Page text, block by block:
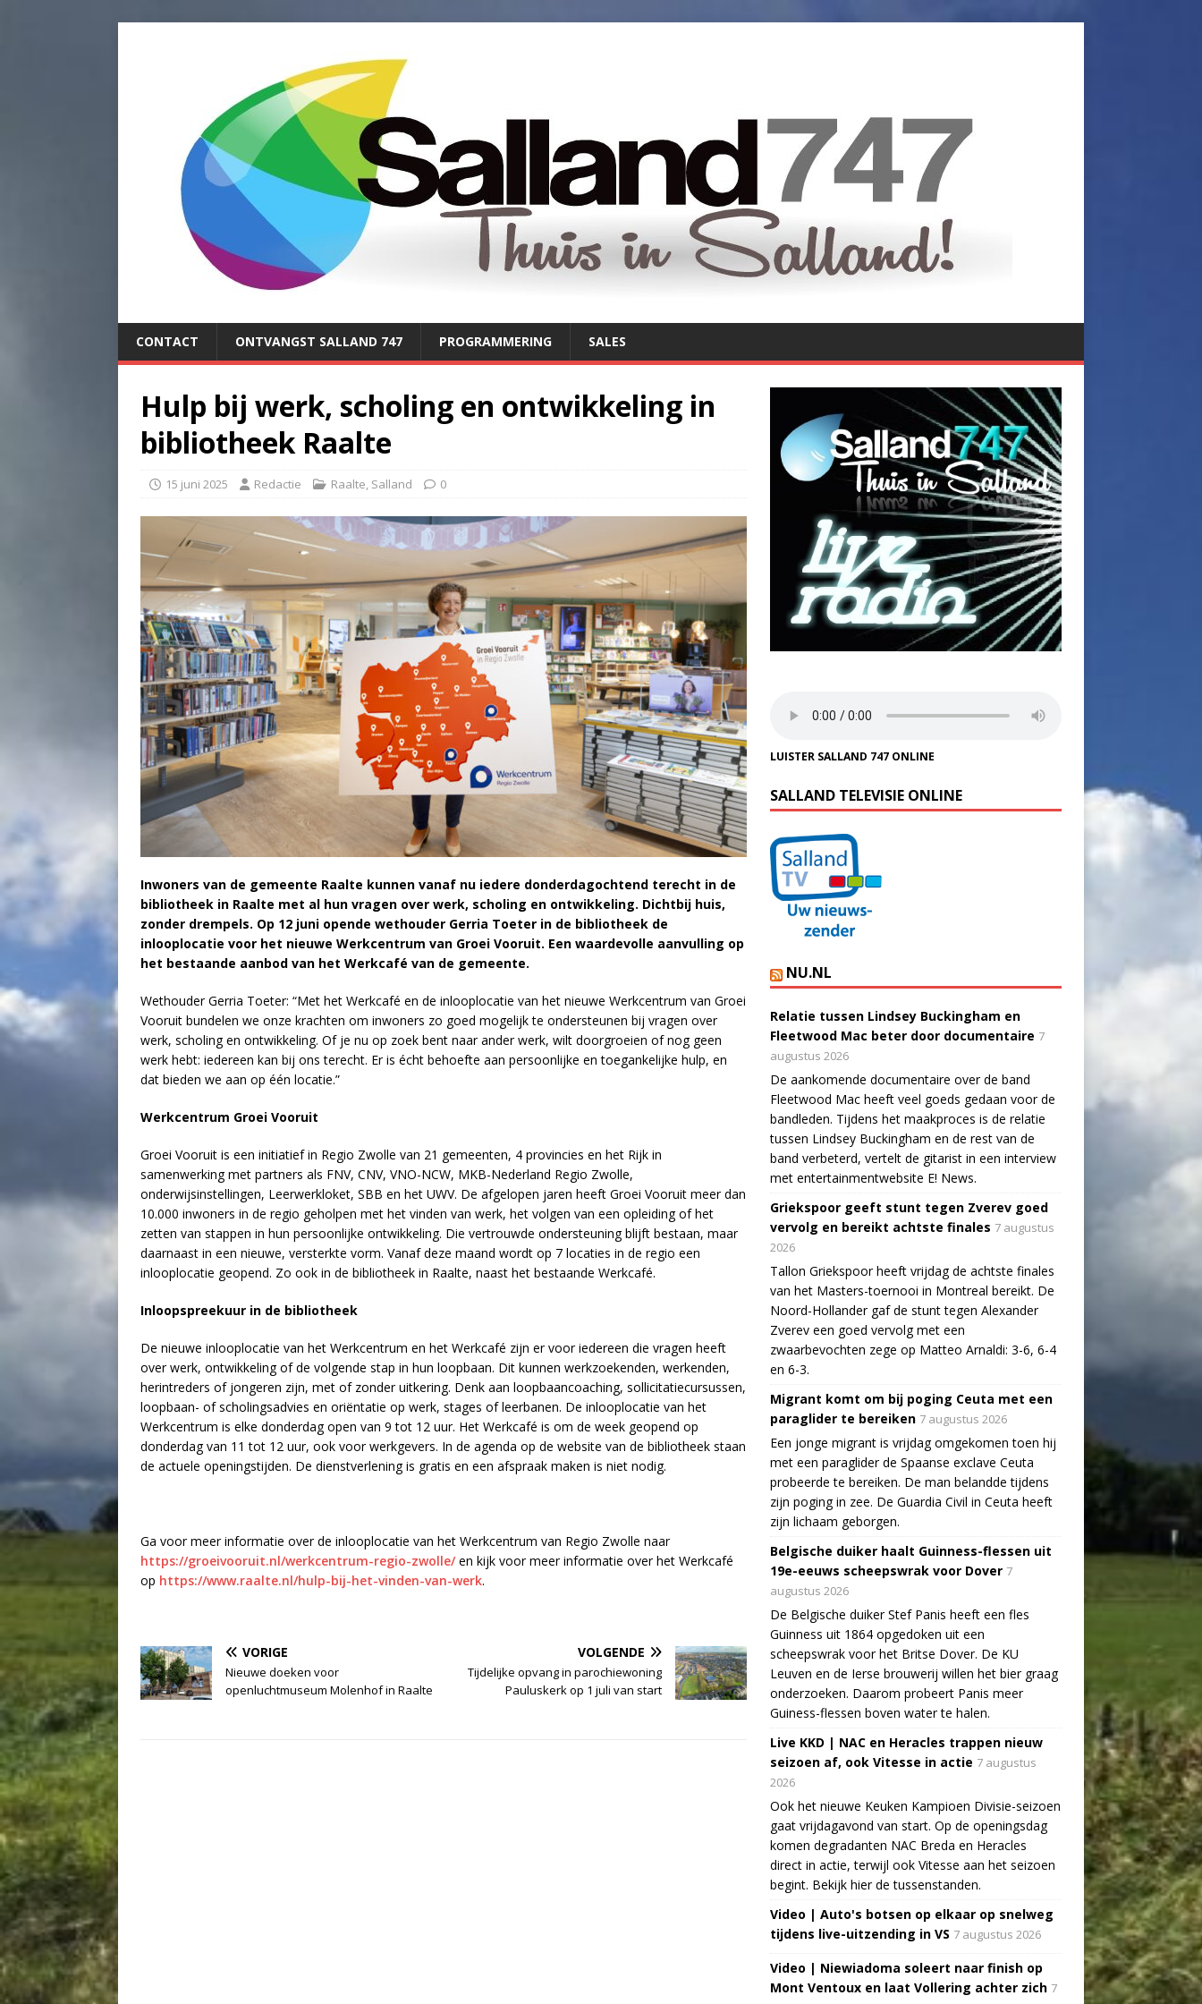
CONTACT ONTVANGST SALLAND 747 PROGRAMMERING SALES
Hulp bij werk, scholing en ontwikkeling in
bibliotheek Raalte
15 juni 2025 Redactie Raalte, Salland 0
Inwoners van de gemeente Raalte kunnen vanaf nu iedere donderdagochtend terecht in de
bibliotheek in Raalte met al hun vragen over werk, scholing en ontwikkeling. Dichtbij huis,
zonder drempels. Op 12 juni opende wethouder Gerria Toeter in de bibliotheek de
inlooplocatie voor het nieuwe Werkcentrum van Groei Vooruit. Een waardevolle aanvulling op
het bestaande aanbod van het Werkcafé van de gemeente.
Wethouder Gerria Toeter: “Met het Werkcafé en de inlooplocatie van het nieuwe Werkcentrum van Groei
Vooruit bundelen we onze krachten om inwoners zo goed mogelijk te ondersteunen bij vragen over
werk, scholing en ontwikkeling. Of je nu op zoek bent naar ander werk, wilt doorgroeien of nog geen
werk hebt: iedereen kan bij ons terecht. Er is écht behoefte aan persoonlijke en toegankelijke hulp, en
dat bieden we aan op één locatie.”
Werkcentrum Groei Vooruit
Groei Vooruit is een initiatief in Regio Zwolle van 21 gemeenten, 4 provincies en het Rijk in
samenwerking met partners als FNV, CNV, VNO-NCW, MKB-Nederland Regio Zwolle,
onderwijsinstellingen, Leerwerkloket, SBB en het UWV. De afgelopen jaren heeft Groei Vooruit meer dan
10.000 inwoners in de regio geholpen met het vinden van werk, het volgen van een opleiding of het
zetten van stappen in hun persoonlijke ontwikkeling. Die vertrouwde ondersteuning blijft bestaan, maar
daarnaast in een nieuwe, versterkte vorm. Vanaf deze maand wordt op 7 locaties in de regio een
inlooplocatie geopend. Zo ook in de bibliotheek in Raalte, naast het bestaande Werkcafé.
Inloopspreekuur in de bibliotheek
De nieuwe inlooplocatie van het Werkcentrum en het Werkcafé zijn er voor iedereen die vragen heeft
over werk, ontwikkeling of de volgende stap in hun loopbaan. Dit kunnen werkzoekenden, werkenden,
herintreders of jongeren zijn, met of zonder uitkering. Denk aan loopbaancoaching, sollicitatiecursussen,
loopbaan- of scholingsadvies en oriëntatie op werk, stages of leerbanen. De inlooplocatie van het
Werkcentrum is elke donderdag open van 9 tot 12 uur. Het Werkcafé is om de week geopend op
donderdag van 11 tot 12 uur, ook voor werkgevers. In de agenda op de website van de bibliotheek staan
de actuele openingstijden. De dienstverlening is gratis en een afspraak maken is niet nodig.
Ga voor meer informatie over de inlooplocatie van het Werkcentrum van Regio Zwolle naar
https://groeivooruit.nl/werkcentrum-regio-zwolle/en kijk voor meer informatie over het Werkcafé
op https://www.raalte.nl/hulp-bij-het-vinden-van-werk.
VORIGE
Nieuwe doeken voor
openluchtmuseum Molenhof in Raalte
VOLGENDE
Tijdelijke opvang in parochiewoning
Pauluskerk op 1 juli van start
LUISTER SALLAND 747 ONLINE
SALLAND TELEVISIE ONLINE
NU.NL
Relatie tussen Lindsey Buckingham en
Fleetwood Mac beter door documentaire 7
augustus 2026
De aankomende documentaire over de band
Fleetwood Mac heeft veel goeds gedaan voor de
bandleden. Tijdens het maakproces is de relatie
tussen Lindsey Buckingham en de rest van de
band verbeterd, vertelt de gitarist in een interview
met entertainmentwebsite E! News.
Griekspoor geeft stunt tegen Zverev goed
vervolg en bereikt achtste finales 7 augustus
2026
Tallon Griekspoor heeft vrijdag de achtste finales
van het Masters-toernooi in Montreal bereikt. De
Noord-Hollander gaf de stunt tegen Alexander
Zverev een goed vervolg met een
zwaarbevochten zege op Matteo Arnaldi: 3-6, 6-4
en 6-3.
Migrant komt om bij poging Ceuta met een
paraglider te bereiken 7 augustus 2026
Een jonge migrant is vrijdag omgekomen toen hij
met een paraglider de Spaanse exclave Ceuta
probeerde te bereiken. De man belandde tijdens
zijn poging in zee. De Guardia Civil in Ceuta heeft
zijn lichaam geborgen.
Belgische duiker haalt Guinness-flessen uit
19e-eeuws scheepswrak voor Dover 7
augustus 2026
De Belgische duiker Stef Panis heeft een fles
Guinness uit 1864 opgedoken uit een
scheepswrak voor het Britse Dover. De KU
Leuven en de Ierse brouwerij willen het bier graag
onderzoeken. Daarom probeert Panis meer
Guiness-flessen boven water te halen.
Live KKD | NAC en Heracles trappen nieuw
seizoen af, ook Vitesse in actie 7 augustus
2026
Ook het nieuwe Keuken Kampioen Divisie-seizoen
gaat vrijdagavond van start. Op de openingsdag
komen degradanten NAC Breda en Heracles
direct in actie, terwijl ook Vitesse aan het seizoen
begint. Bekijk hier de tussenstanden.
Video | Auto's botsen op elkaar op snelweg
tijdens live-uitzending in VS 7 augustus 2026
Video | Niewiadoma soleert naar finish op
Mont Ventoux en laat Vollering achter zich 7